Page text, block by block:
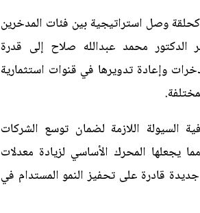
وصل استراتيجية بين فئات المدخرين
الدكتور محمد عبدالله صلاح إلى قدرة
وإعادة تدويرها في قنوات استثمارية
السيولة اللازمة لضمان توسع الشركات
يجعلها المحرك الأساسي لزيادة معدلات
قادرة على تحفيز النمو المستدام في